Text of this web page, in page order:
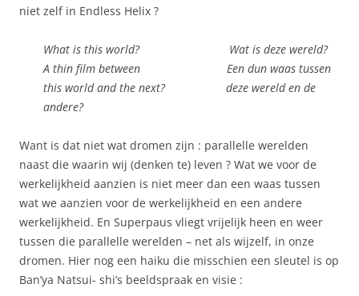
niet zelf in Endless Helix ?
What is this world? Wat is deze wereld?
A thin film between Een dun waas tussen
this world and the next? deze wereld en de
andere?
Want is dat niet wat dromen zijn : parallelle werelden
naast die waarin wij (denken te) leven ? Wat we voor de
werkelijkheid aanzien is niet meer dan een waas tussen
wat we aanzien voor de werkelijkheid en een andere
werkelijkheid. En Superpaus vliegt vrijelijk heen en weer
tussen die parallelle werelden – net als wijzelf, in onze
dromen. Hier nog een haiku die misschien een sleutel is op
Ban’ya Natsui- shi’s beeldspraak en visie :